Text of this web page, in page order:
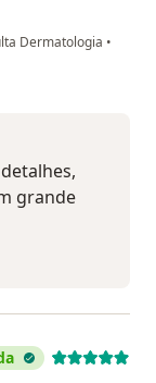
Dermatologia •
grande